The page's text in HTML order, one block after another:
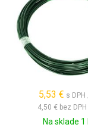
5,53 € s DPH
4,50 € bez
Na sklade 1